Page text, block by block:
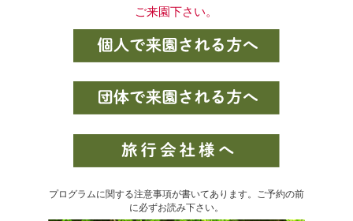
ご来園下さい。
プログラムに関する注意事項が書いてあります。ご予約の前
に必ずお読み下さい。